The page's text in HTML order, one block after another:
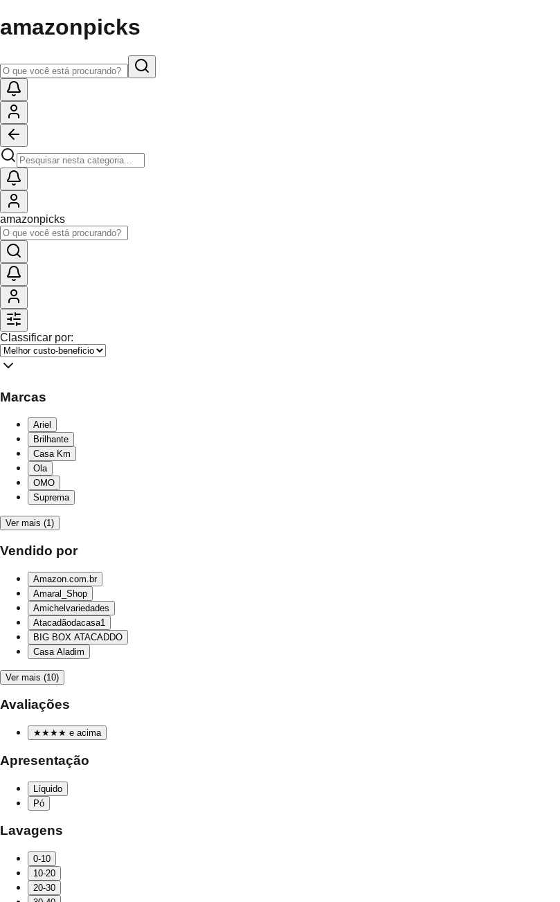
amazonpicks
amazonpicks
Classificar por:
Marcas
Ariel
Brilhante
Casa Km
Ola
OMO
Suprema
Ver mais (1)
Vendido por
Amazon.com.br
Amaral_Shop
Amichelvariedades
Atacadãodacasa1
BIG BOX ATACADDO
Casa Aladim
Ver mais (10)
Avaliações
★★★★ e acima
Apresentação
Líquido
Pó
Lavagens
0-10
10-20
20-30